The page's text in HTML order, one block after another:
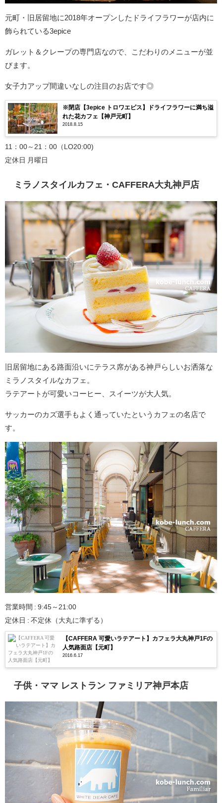
元町・旧居留地に2018年オープンしたドライフラワーが店内に
飾られている3epice
ガレット＆クレープの専門店なので、こだわりのメニューが並
びます。
女子力アップ間違いなしの注目のお店です◎
※閉店【3epice トロワエピス】ドライフラワーに満ち溢
れた花カフェ【神戸元町】
2018.8.15
11：00～21：00（LO20:00)
定休日 月曜日
ミラノスタイルカフェ・CAFFERA大丸神戸店
旧居留地にある路面沿いにテラス席がある神戸らしいお洒落な
ミラノスタイルなカフェ。
ラテアートが可愛いコーヒー、スイーツが大人気。
サッカーのカズ選手もよく通っていたというカフェの名店で
す。
営業時間 : 9:45～21:00
定休日 : 不定休（大丸に準ずる）
【CAFFERA 可愛いラテアート】カフェラ大丸神戸1Fの
人気路面店【元町】
2016.6.17
子供・ママ レストラン ファミリア神戸本店